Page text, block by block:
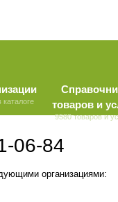
каталоге
товаров и
9580 товаров и
06-84
организациями: